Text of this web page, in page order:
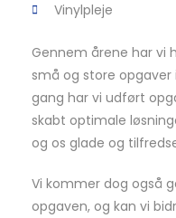
Vinylpleje
Gennem årene har vi
små og store opgaver
gang har vi udført
skabt optimale
og os glade og
Vi kommer dog også
opgaven, og kan vi